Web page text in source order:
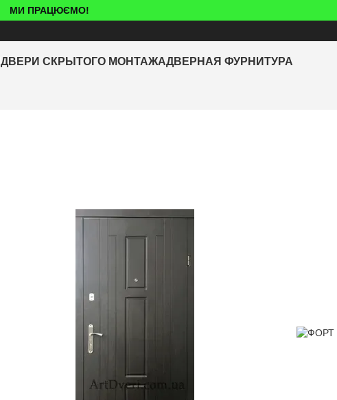
МИ ПРАЦЮЄМО!
ДВЕРИ СКРЫТОГО МОНТАЖАДВЕРНАЯ ФУРНИТУРА